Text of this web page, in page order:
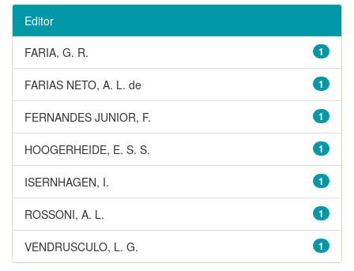
Editor
1
FARIA, G. R.
1
FARIAS NETO, A. L. de
1
FERNANDES JUNIOR, F.
1
HOOGERHEIDE, E. S. S.
1
ISERNHAGEN, I.
1
ROSSONI, A. L.
1
VENDRUSCULO, L. G.